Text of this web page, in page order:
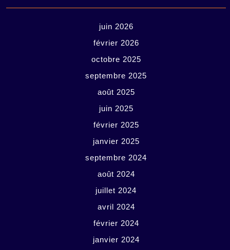
juin 2026
février 2026
octobre 2025
septembre 2025
août 2025
juin 2025
février 2025
janvier 2025
septembre 2024
août 2024
juillet 2024
avril 2024
février 2024
janvier 2024